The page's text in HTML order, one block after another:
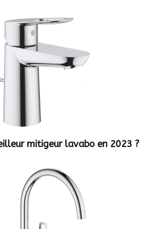
mitigeur lavabo en 2023 ?